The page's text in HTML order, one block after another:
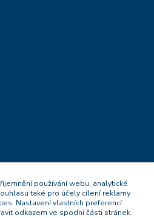
používání webu, analytické
také pro účely cílení reklamy
Nastavení vlastních preferencí
odkazem ve spodní části stránek.